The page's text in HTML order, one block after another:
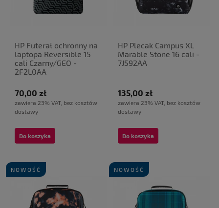
HP Futerał ochronny na
laptopa Reversible 15
cali Czarny/GEO -
2F2L0AA
70,00 zł
zawiera 23% VAT, bez kosztów
dostawy
Do koszyka
HP Plecak Campus XL
Marable Stone 16 cali -
7J592AA
135,00 zł
zawiera 23% VAT, bez kosztów
dostawy
Do koszyka
NOWOŚĆ NOWOŚĆ